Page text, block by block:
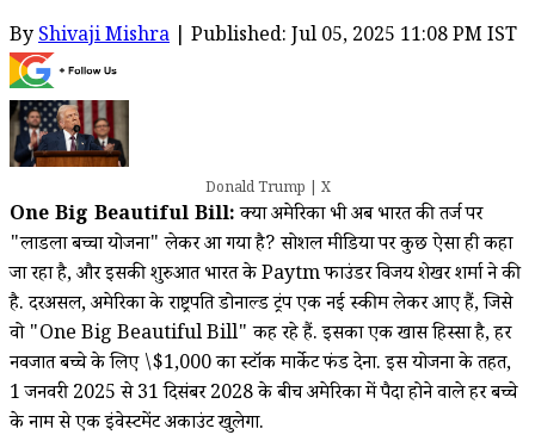
ByShivaji Mishra | Published: Jul 05, 2025 11:08 PM IST
Donald Trump | X
One Big Beautiful Bill:क्या अमेरिका भी अब भारत की तर्ज पर
"लाडला बच्चा योजना" लेकर आ गया है? सोशल मीडिया पर कुछ ऐसा ही कहा
जा रहा है, और इसकी शुरुआत भारत के Paytm फाउंडर विजय शेखर शर्मा ने की
है. दरअसल, अमेरिका के राष्ट्रपति डोनाल्ड ट्रंप एक नई स्कीम लेकर आए हैं, जिसे
वो "One Big Beautiful Bill" कह रहे हैं. इसका एक खास हिस्सा है, हर
नवजात बच्चे के लिए \$1,000 का स्टॉक मार्केट फंड देना. इस योजना के तहत,
1 जनवरी 2025 से 31 दिसंबर 2028 के बीच अमेरिका में पैदा होने वाले हर बच्चे
के नाम से एक इंवेस्टमेंट अकाउंट खुलेगा.